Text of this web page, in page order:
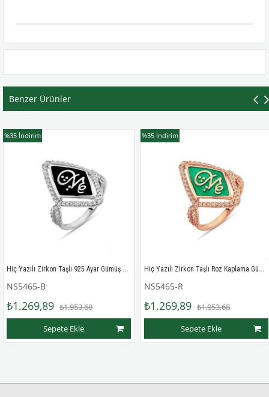
Benzer Ürünler
Hiç Yazılı Zirkon Taşlı 925 Ayar Gümüş Bayan Yüzük
NS5465-B
₺1.269,89 ₺1.953,68
Sepete Ekle
%35 İndirim
Hiç Yazılı Zirkon Taşlı Roz Kaplama Gümüş Bayan Yüzük
NS5465-R
₺1.269,89 ₺1.953,68
Sepete Ekle
%35 İndirim